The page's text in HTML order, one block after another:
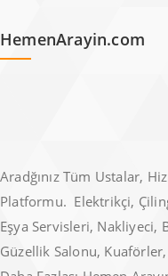
HemenArayin.com
Aradğınız Tüm Ustalar,
Platformu. Elektrikçi,
Eşya Servisleri, Nakliyeci,
Güzellik Salonu,